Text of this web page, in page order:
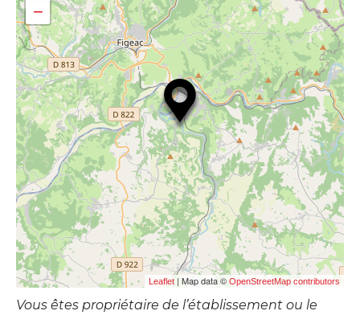
−
Leaflet | Map data © OpenStreetMap contributors
Vous êtes propriétaire de l’établissement ou le